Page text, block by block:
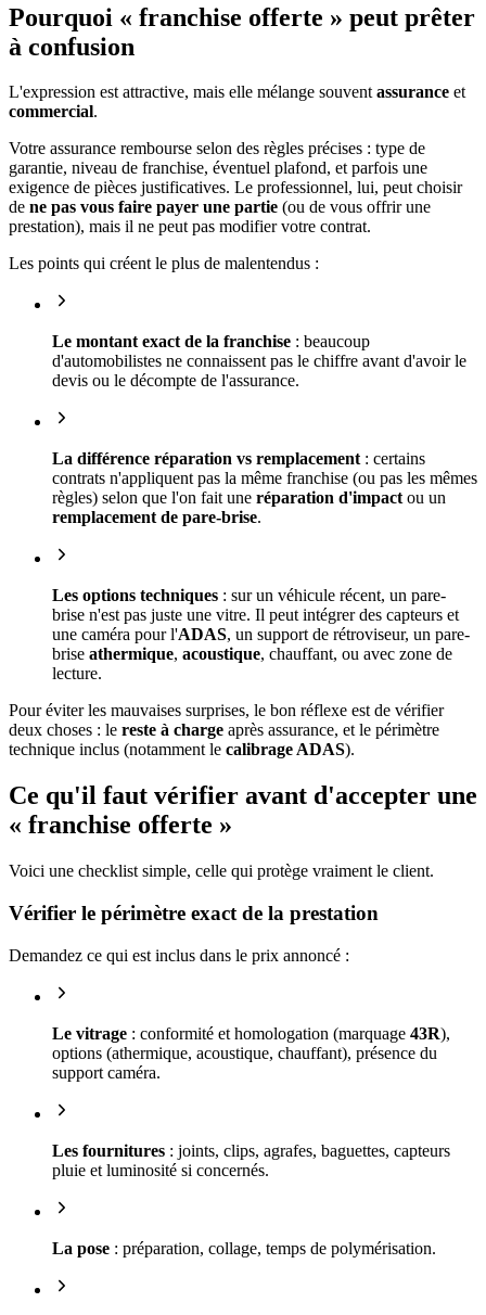
Pourquoi « franchise offerte » peut prêter
à confusion
L'expression est attractive, mais elle mélange souventassurance et
commercial.
Votre assurance rembourse selon des règles précises : type de
garantie, niveau de franchise, éventuel plafond, et parfois une
exigence de pièces justificatives. Le professionnel, lui, peut choisir
de ne pas vous faire payer une partie (ou de vous offrir une
prestation), mais il ne peut pas modifier votre contrat.
Les points qui créent le plus de malentendus :
Le montant exact de la franchise : beaucoup
d'automobilistes ne connaissent pas le chiffre avant d'avoir le
devis ou le décompte de l'assurance.
La différence réparation vs remplacement: certains
contrats n'appliquent pas la même franchise (ou pas les mêmes
règles) selon que l'on fait une réparation d'impactou un
remplacement de pare-brise.
Les options techniques : sur un véhicule récent, un pare-
brise n'est pas juste une vitre. Il peut intégrer des capteurs et
une caméra pour l'ADAS, un support de rétroviseur, un pare-
brise athermique, acoustique, chauffant, ou avec zone de
lecture.
Pour éviter les mauvaises surprises, le bon réflexe est de vérifier
deux choses : le reste à charge après assurance, et le périmètre
technique inclus (notamment le calibrage ADAS).
Ce qu'il faut vérifier avant d'accepter une
« franchise offerte »
Voici une checklist simple, celle qui protège vraiment le client.
Vérifier le périmètre exact de la prestation
Demandez ce qui est inclus dans le prix annoncé :
Le vitrage : conformité et homologation (marquage 43R),
options (athermique, acoustique, chauffant), présence du
support caméra.
Les fournitures : joints, clips, agrafes, baguettes, capteurs
pluie et luminosité si concernés.
La pose : préparation, collage, temps de polymérisation.